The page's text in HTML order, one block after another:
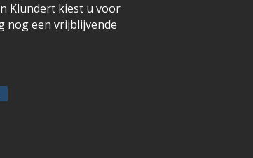
Klundert kiest u voor
nog een vrijblijvende